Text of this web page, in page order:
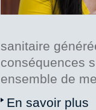
sanitaire
conséquences
ensemble de
En savoir plus